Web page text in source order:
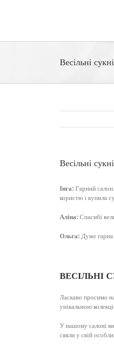
Весільні
Весільні
Інга: Гарний
користю і купила
Аліна: Спасибі
Ольга: Дуже гарна
ВЕСІЛЬНІ
Ласкаво просимо
унікальною
У нашому салоні
сяяли у свій